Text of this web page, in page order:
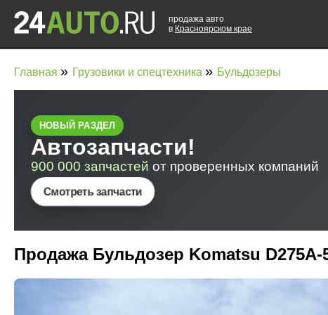
продажа авто
в Красноярском крае
Главная » Грузовики и спецтехника » Бульдозеры
Продажа Бульдозер Komatsu D275A-